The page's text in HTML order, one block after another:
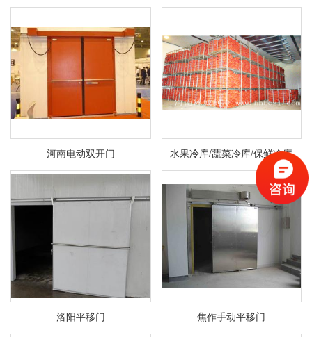
河南电动双开门 水果冷库/蔬菜冷库/保鲜冷库
洛阳平移门 焦作手动平移门